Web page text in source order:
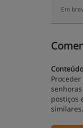
Em
Conteúdo
postiços
similares.